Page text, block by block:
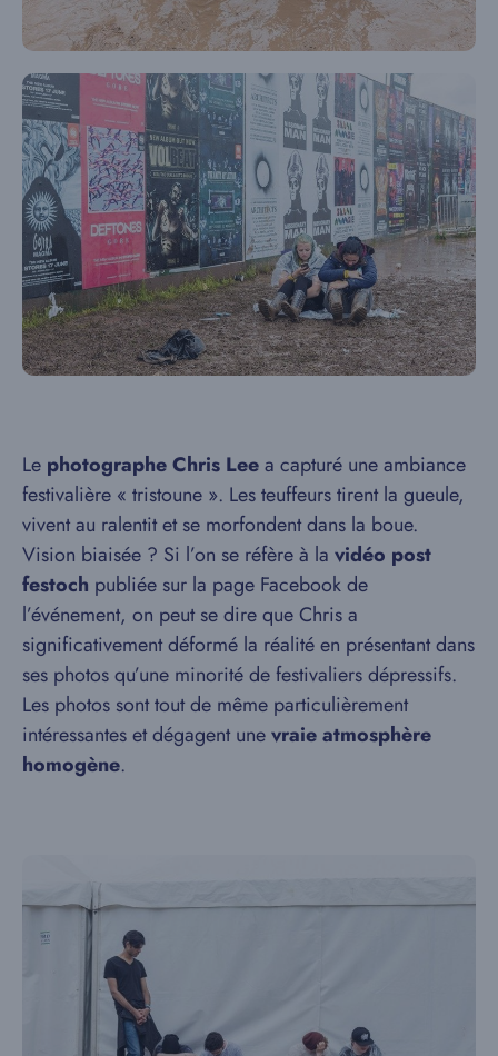
Le photographe Chris Leea capturé une ambiance
festivalière « tristoune ». Les teuffeurs tirent la gueule,
vivent au ralentit et se morfondent dans la boue.
Vision biaisée ? Si l’on se réfère à la vidéo post
festoch publiée sur la page Facebook de
l’événement, on peut se dire que Chris a
significativement déformé la réalité en présentant dans
ses photos qu’une minorité de festivaliers dépressifs.
Les photos sont tout de même particulièrement
intéressantes et dégagent unevraie atmosphère
homogène.